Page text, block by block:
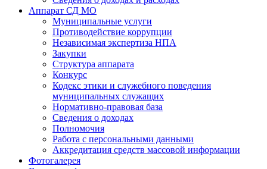
Аппарат СД МО
Муниципальные услуги
Противодействие коррупции
Независимая экспертиза НПА
Закупки
Структура аппарата
Конкурс
Кодекс этики и служебного поведения
муниципальных служащих
Нормативно-правовая база
Сведения о доходах
Полномочия
Работа с персональными данными
Аккредитация средств массовой информации
Фотогалерея